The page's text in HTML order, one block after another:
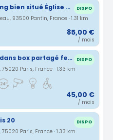
Place de Parking bien situé Église de Pantin DISPO
93500 Pantin, France · 1.31 km
85,00 €
/ mois
Parking moto dans box partagé fermé DISPO
Paris, France · 1.33 km
45,00 €
/ mois
20 DISPO
Paris, France · 1.33 km